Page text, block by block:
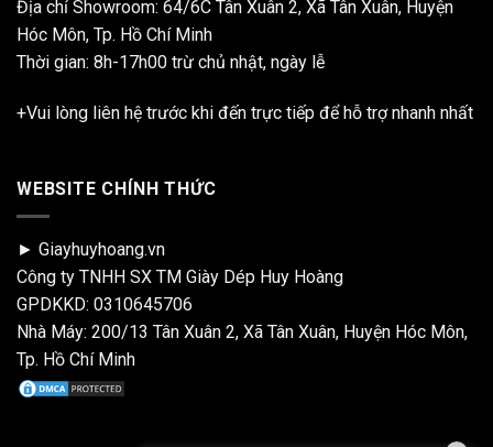
Địa chỉ Showroom: 64/6C Tân Xuân 2, Xã Tân Xuân, Huyện
Hóc Môn, Tp. Hồ Chí Minh
Thời gian: 8h-17h00 trừ chủ nhật, ngày lễ
+Vui lòng liên hệ trước khi đến trực tiếp để hỗ trợ nhanh nhất
WEBSITE CHÍNH THỨC
► Giayhuyhoang.vn
Công ty TNHH SX TM Giày Dép Huy Hoàng
GPDKKD: 0310645706
Nhà Máy: 200/13 Tân Xuân 2, Xã Tân Xuân, Huyện Hóc Môn,
Tp. Hồ Chí Minh